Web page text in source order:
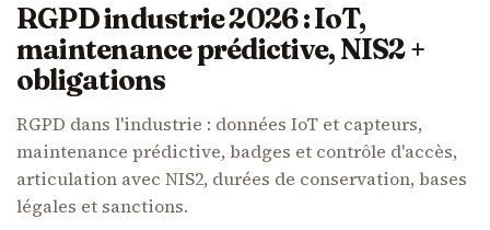
RGPD industrie 2026 : IoT,
maintenance prédictive, NIS2 +
obligations
RGPD dans l'industrie : données IoT et capteurs,
maintenance prédictive, badges et contrôle d'accès,
articulation avec NIS2, durées de conservation, bases
légales et sanctions.